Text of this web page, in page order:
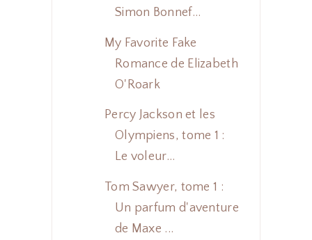
Simon Bonnef...
My Favorite Fake
Romance de Elizabeth
O'Roark
Percy Jackson et les
Olympiens, tome 1 :
Le voleur...
Tom Sawyer, tome 1 :
Un parfum d'aventure
de Maxe ...